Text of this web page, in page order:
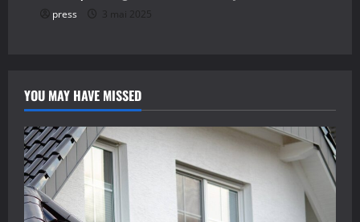
press 3 mai 2025
YOU MAY HAVE MISSED